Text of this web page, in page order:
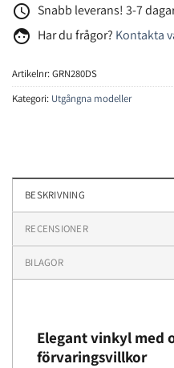
access_time Snabb leverans! 3-7
face Har du frågor? Kontakta
Artikelnr:GRN280DS
Kategori: Utgångna modeller
BESKRIVNING
RECENSIONER
BILAGOR
Elegant vinkyl med
förvaringsvillkor